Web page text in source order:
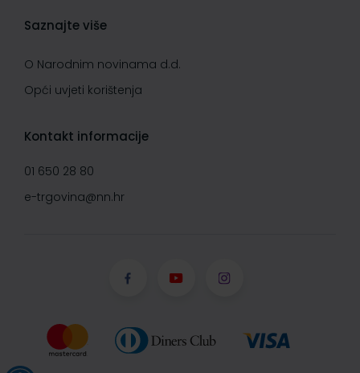
Saznajte više
O Narodnim novinama d.d.
Opći uvjeti korištenja
Kontakt informacije
01 650 28 80
e-trgovina@nn.hr